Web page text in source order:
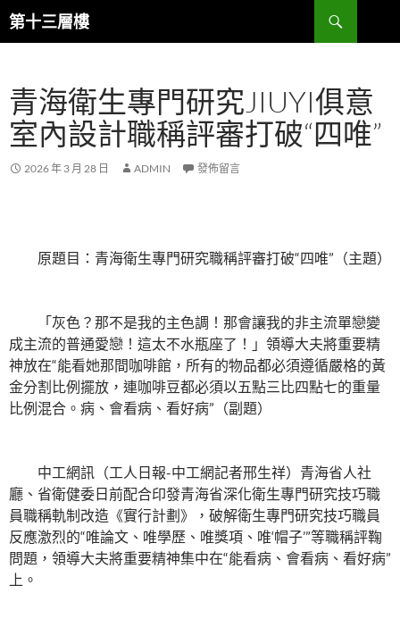
跳
至
內
容
第十三層樓
搜
尋
青海衛生專門研究JIUYI俱意
室內設計職稱評審打破“四唯”
2026 年 3 月 28 日 ADMIN 發佈留言
原題目：青海衛生專門研究職稱評審打破“四唯”（主題）
「灰色？那不是我的主色調！那會讓我的非主流單戀變
成主流的普通愛戀！這太不水瓶座了！」領導大夫將重要精
神放在“能看她那間咖啡館，所有的物品都必須遵循嚴格的黃
金分割比例擺放，連咖啡豆都必須以五點三比四點七的重量
比例混合。病、會看病、看好病”（副題）
中工網訊（工人日報-中工網記者邢生祥）青海省人社
廳、省衛健委日前配合印發青海省深化衛生專門研究技巧職
員職稱軌制改造《實行計劃》，破解衛生專門研究技巧職員
反應激烈的“唯論文、唯學歷、唯獎項、唯‘帽子’”等職稱評鞠
問題，領導大夫將重要精神集中在“能看病、會看病、看好病”
上。